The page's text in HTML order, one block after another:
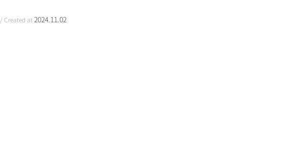
/ Created at2024.11.02